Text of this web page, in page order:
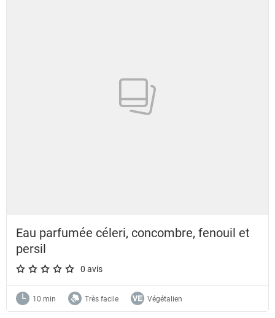
Eau parfumée céleri, concombre, fenouil et
persil
A star rating of 0 out of 5.
0 avis
10 min Très facile Végétalien